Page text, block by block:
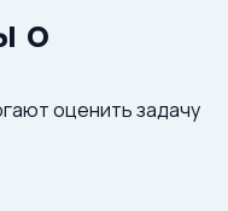
о
оценить задачу